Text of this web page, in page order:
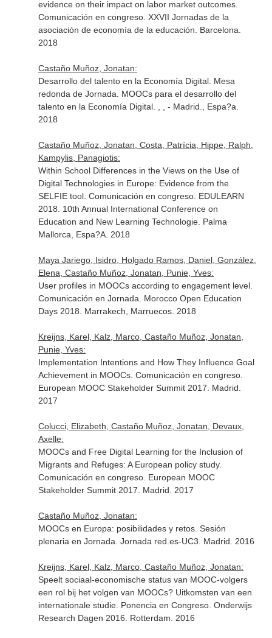
evidence on their impact on labor market outcomes.
Comunicación en congreso. XXVII Jornadas de la
asociación de economía de la educación. Barcelona.
2018
Castaño Muñoz, Jonatan:
Desarrollo del talento en la Economía Digital. Mesa
redonda de Jornada. MOOCs para el desarrollo del
talento en la Economía Digital. , , - Madrid., Espa?a.
2018
Castaño Muñoz, Jonatan, Costa, Patrícia, Hippe, Ralph,
Kampylis, Panagiotis:
Within School Differences in the Views on the Use of
Digital Technologies in Europe: Evidence from the
SELFIE tool. Comunicación en congreso. EDULEARN
2018. 10th Annual International Conference on
Education and New Learning Technologie. Palma
Mallorca, Espa?A. 2018
Maya Jariego, Isidro, Holgado Ramos, Daniel, González,
Elena, Castaño Muñoz, Jonatan, Punie, Yves:
User profiles in MOOCs according to engagement level.
Comunicación en Jornada. Morocco Open Education
Days 2018. Marrakech, Marruecos. 2018
Kreijns, Karel, Kalz, Marco, Castaño Muñoz, Jonatan,
Punie, Yves:
Implementation Intentions and How They Influence Goal
Achievement in MOOCs. Comunicación en congreso.
European MOOC Stakeholder Summit 2017. Madrid.
2017
Colucci, Elizabeth, Castaño Muñoz, Jonatan, Devaux,
Axelle:
MOOCs and Free Digital Learning for the Inclusion of
Migrants and Refuges: A European policy study.
Comunicación en congreso. European MOOC
Stakeholder Summit 2017. Madrid. 2017
Castaño Muñoz, Jonatan:
MOOCs en Europa: posibilidades y retos. Sesión
plenaria en Jornada. Jornada red.es-UC3. Madrid. 2016
Kreijns, Karel, Kalz, Marco, Castaño Muñoz, Jonatan:
Speelt sociaal-economische status van MOOC-volgers
een rol bij het volgen van MOOCs? Uitkomsten van een
internationale studie. Ponencia en Congreso. Onderwijs
Research Dagen 2016. Rotterdam. 2016